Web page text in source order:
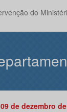
do
de dezembro